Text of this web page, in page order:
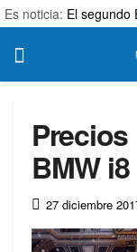
Es noticia: El segundo
Precios
BMW
27 diciembre